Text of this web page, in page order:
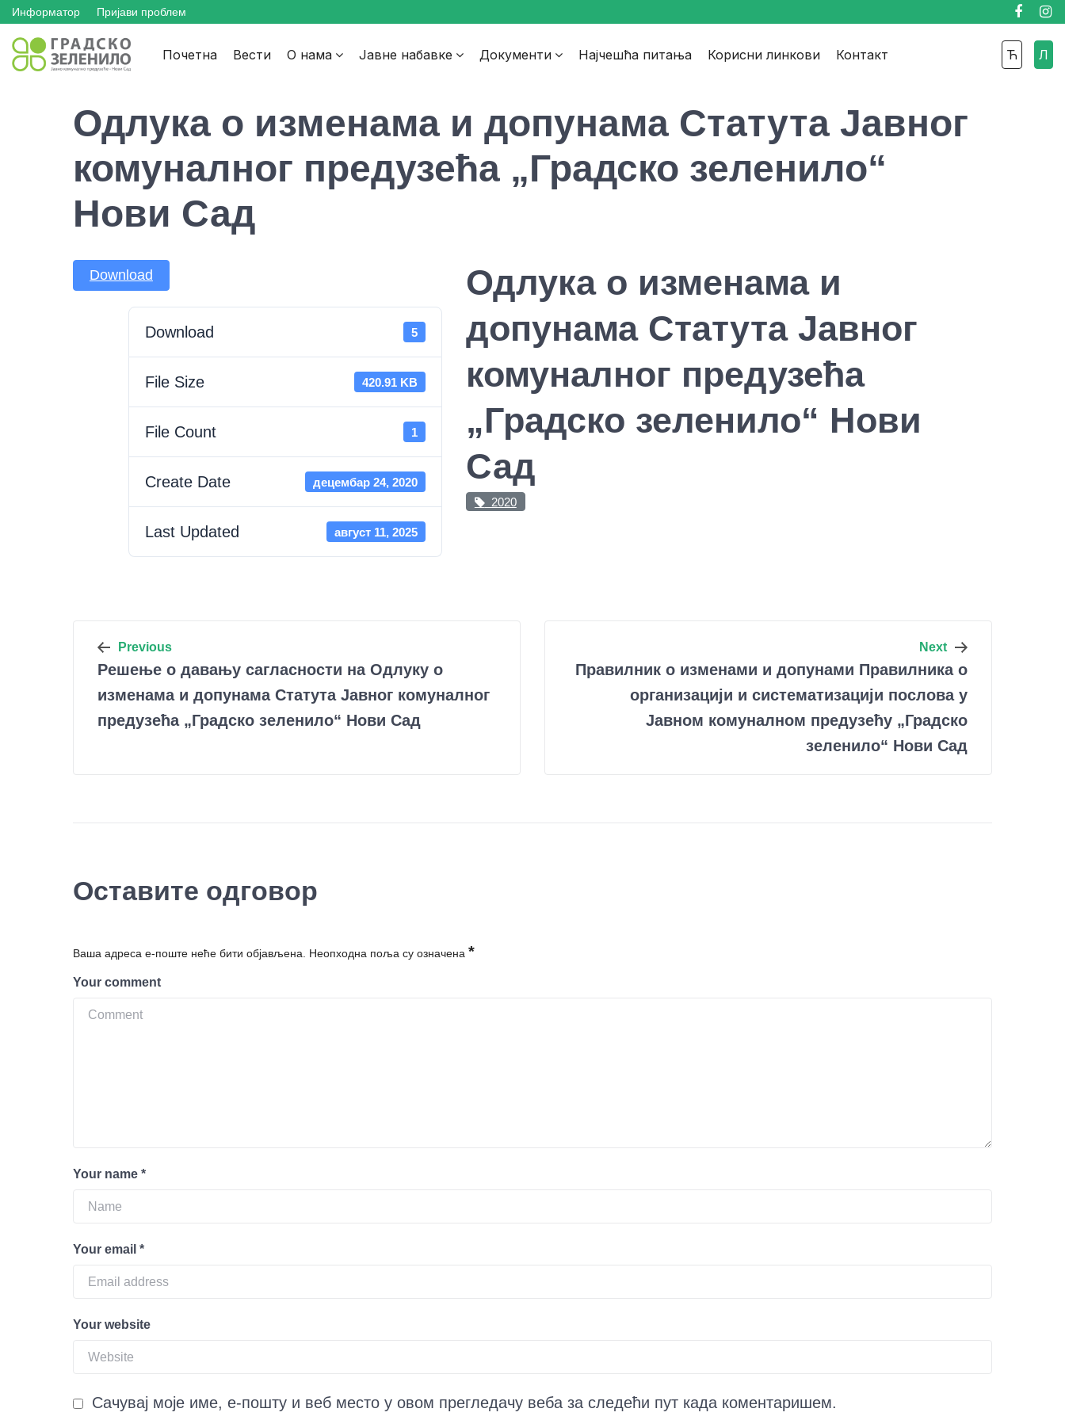
Skip
to
main
Skip
to
content
Skip
to
footer
Информатор
Пријави проблем
Почетна Вести О нама Јавне набавке Документи Најчешћа питања Корисни линкови Контакт Ћ Л
Одлука о изменама и допунама Статута Јавног
комуналног предузећа „Градско зеленило“
Нови Сад
Download
Download 5
File Size 420.91 KB
File Count 1
Create Date децембар 24, 2020
Last Updated август 11, 2025
Одлука о изменама и
допунама Статута Јавног
комуналног предузећа
„Градско зеленило“ Нови
Сад
2020
Кретање
чланка
Previous
Решење о давању сагласности на Одлуку о
изменама и допунама Статута Јавног комуналног
предузећа „Градско зеленило“ Нови Сад
Next
Правилник о изменами и допунами Правилника о
организацији и систематизацији послова у
Јавном комуналном предузећу „Градско
зеленило“ Нови Сад
Оставите одговор
Ваша адреса е-поште неће бити објављена. Неопходна поља су означена *
Your comment
Your name *
Your email *
Your website
Сачувај моје име, е-пошту и веб место у овом прегледачу веба за следећи пут када коментаришем.